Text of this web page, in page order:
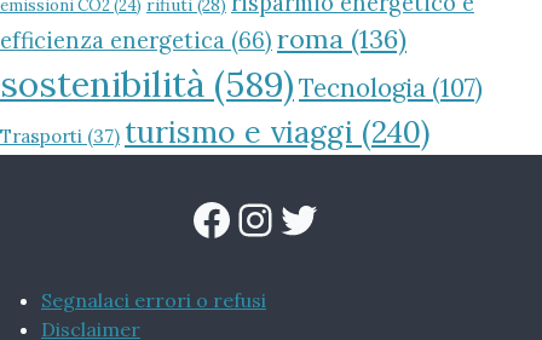
emissioni CO2 (24) rifiuti (28)
efficienza energetica (66) roma (136)
sostenibilità (589)Tecnologia (107)
Trasporti (37) turismo e viaggi (240)
Facebook
Instagram
Twitter
Segnalaci errori o refusi
Disclaimer